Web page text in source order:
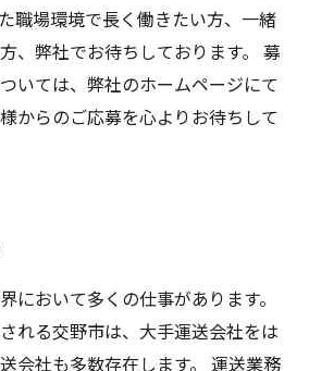
職場環境で長く働きたい方、一緒
、弊社でお待ちしております。 募
いては、弊社のホームページにて
からのご応募を心よりお待ちして
において多くの仕事があります。
れる交野市は、大手運送会社をは
会社も多数存在します。 運送業務